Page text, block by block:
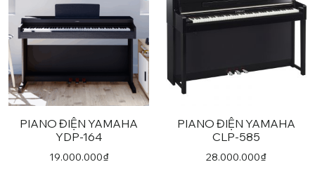
PIANO ĐIỆN YAMAHA
YDP-164
19.000.000₫
PIANO ĐIỆN YAMAHA
CLP-585
28.000.000₫